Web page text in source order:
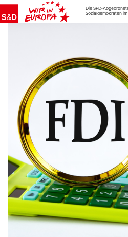
Die SPD-
Sozialdemokraten